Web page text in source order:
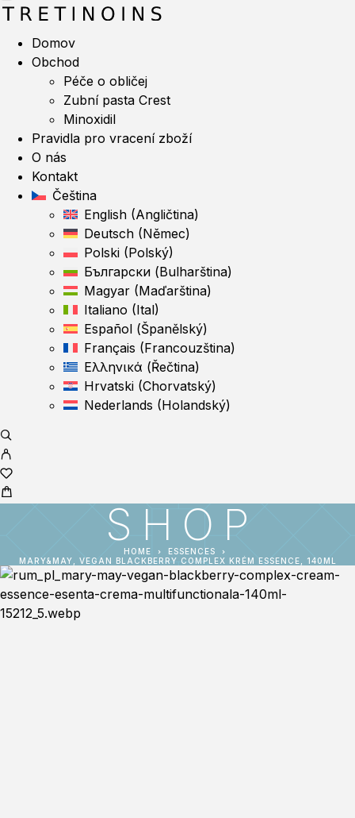
Domov
Obchod
Péče o obličej
Zubní pasta Crest
Minoxidil
Pravidla pro vracení zboží
O nás
Kontakt
Čeština
English (Angličtina)
Deutsch (Němec)
Polski (Polský)
Български (Bulharština)
Magyar (Maďarština)
Italiano (Ital)
Español (Španělský)
Français (Francouzština)
Ελληνικά (Řečtina)
Hrvatski (Chorvatský)
Nederlands (Holandský)
SHOP
HOME
ESSENCES
MARY&MAY, VEGAN BLACKBERRY COMPLEX KRÉM ESSENCE, 140ML